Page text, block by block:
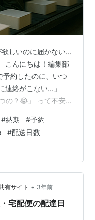
しいのに届かない...
こんにちは！編集部
予約したのに、いつ
連絡がこない...」
の？😭」 って不安に
々って本当にモヤ
発売では、
入荷遅延が発生し
✨ この記事を最後ま
#納期 #予約
#配送日数
有サイト • 3年前
宅配便の配達日